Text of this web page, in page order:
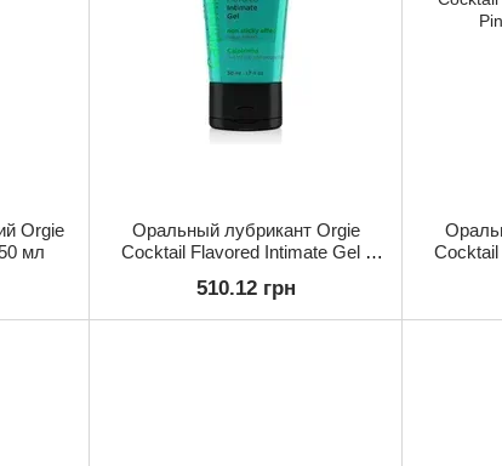
Orgie
мл
Оральный лубрикант Orgie
Cocktail Flavored Intimate Gel -
510.12 грн
Cocktail